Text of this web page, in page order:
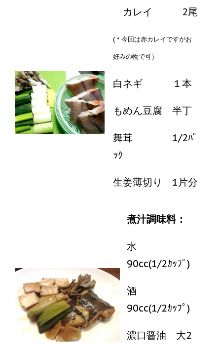
カレイ 2尾
(＊今回は赤カレイですがお
好みの物で可）
白ネギ １本
もめん豆腐 半丁
舞茸 1/2ﾊﾟ
ｯｸ
生姜薄切り 1片分
煮汁調味料：
水
90cc(1/2ｶｯﾌﾟ)
酒
90cc(1/2ｶｯﾌﾟ)
濃口醤油 大2